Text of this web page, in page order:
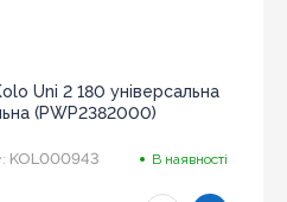
Uni 2 180 універсальна
(PWP2382000)
KOL000943 В наявності